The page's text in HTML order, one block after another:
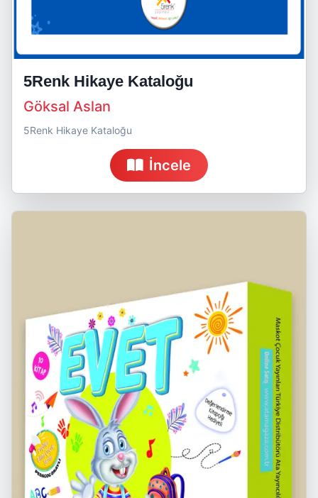
5Renk Hikaye Kataloğu
Göksal Aslan
5Renk Hikaye Kataloğu
İncele